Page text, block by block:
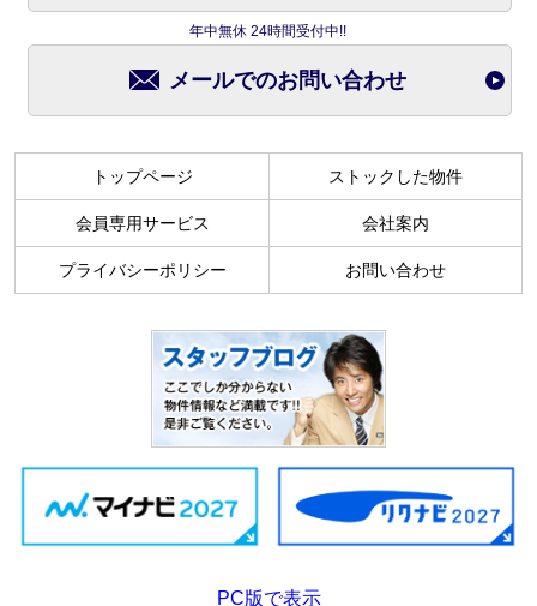
年中無休 24時間受付中!!
メールでのお問い合わせ
トップページ ストックした物件
会員専用サービス 会社案内
プライバシーポリシー お問い合わせ
PC版で表示